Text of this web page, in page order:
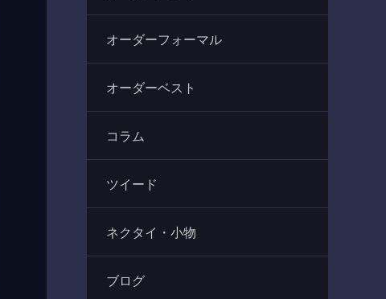
オーダーフォーマル
オーダーベスト
コラム
ツイード
ネクタイ・小物
ブログ